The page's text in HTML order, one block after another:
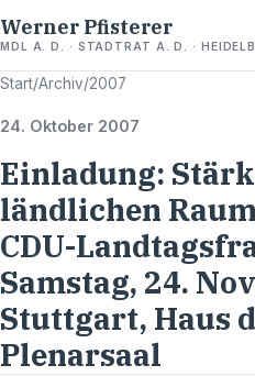
Werner Pfisterer
MDL A. D. · STADTRAT A. D. ·
Start/Archiv/2007
24. Oktober 2007
Einladung:
ländlichen
CDU-
Samstag, 24.
Stuttgart, Haus
Plenarsaal